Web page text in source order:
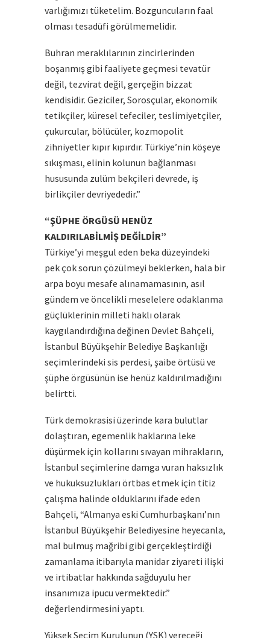
varlığımızı tüketelim. Bozguncuların faal
olması tesadüfi görülmemelidir.
Buhran meraklılarının zincirlerinden
boşanmış gibi faaliyete geçmesi tevatür
değil, tezvirat değil, gerçeğin bizzat
kendisidir. Geziciler, Sorosçular, ekonomik
tetikçiler, küresel tefeciler, teslimiyetçiler,
çukurcular, bölücüler, kozmopolit
zihniyetler kıpır kıpırdır. Türkiye’nin köşeye
sıkışması, elinin kolunun bağlanması
hususunda zulüm bekçileri devrede, iş
birlikçiler devriyededir.”
“ŞÜPHE ÖRGÜSÜ HENÜZ
KALDIRILABİLMİŞ DEĞİLDİR”
Türkiye’yi meşgul eden beka düzeyindeki
pek çok sorun çözülmeyi beklerken, hala bir
arpa boyu mesafe alınamamasının, asıl
gündem ve öncelikli meselelere odaklanma
güçlüklerinin milleti haklı olarak
kaygılandırdığına değinen Devlet Bahçeli,
İstanbul Büyükşehir Belediye Başkanlığı
seçimlerindeki sis perdesi, şaibe örtüsü ve
şüphe örgüsünün ise henüz kaldırılmadığını
belirtti.
Türk demokrasisi üzerinde kara bulutlar
dolaştıran, egemenlik haklarına leke
düşürmek için kollarını sıvayan mihrakların,
İstanbul seçimlerine damga vuran haksızlık
ve hukuksuzlukları örtbas etmek için titiz
çalışma halinde olduklarını ifade eden
Bahçeli, “Almanya eski Cumhurbaşkanı’nın
İstanbul Büyükşehir Belediyesine heyecanla,
mal bulmuş mağribi gibi gerçekleştirdiği
zamanlama itibarıyla manidar ziyareti ilişki
ve irtibatlar hakkında sağduyulu her
insanımıza ipucu vermektedir.”
değerlendirmesini yaptı.
Yüksek Seçim Kurulunun (YSK) vereceği